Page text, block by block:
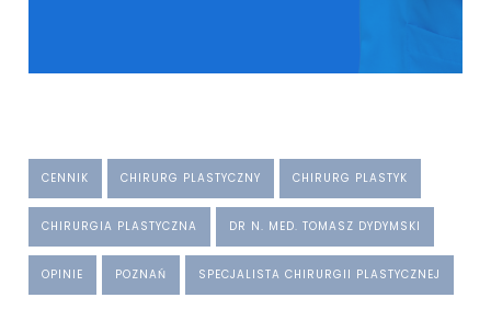
CENNIK CHIRURG PLASTYCZNY CHIRURG PLASTYK
CHIRURGIA PLASTYCZNA DR N. MED. TOMASZ DYDYMSKI
OPINIE POZNAŃ SPECJALISTA CHIRURGII PLASTYCZNEJ